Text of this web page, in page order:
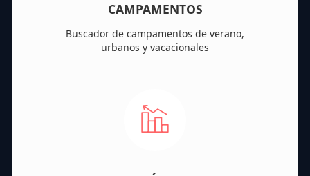
CAMPAMENTOS
Buscador de campamentos de verano,
urbanos y vacacionales